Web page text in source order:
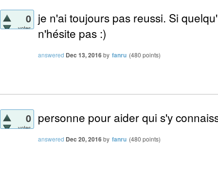
0
votes
je n'ai toujours pas reussi. Si
n'hésite pas :)
answered Dec 13, 2016by fanru (480 points)
0
votes
personne pour aider qui s'y
answered Dec 20, 2016by fanru (480 points)